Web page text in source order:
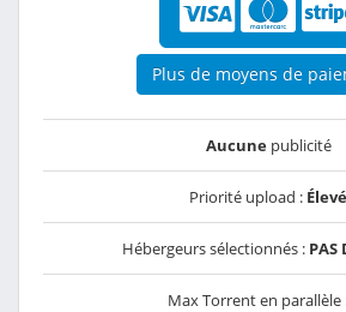
Plus de moyens de
Aucunepublicité
Priorité upload : Élevé
Hébergeurs sélectionnés : PAS
Max Torrent en parallèle